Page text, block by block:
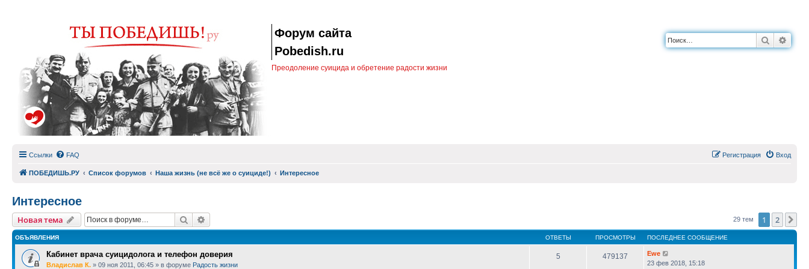
Форум сайта
Pobedish.ru
Преодоление суицида и обретение радости жизни
Поиск
Ссылки FAQ Вход
Регистрация
ПОБЕДИШЬ.РУ Список форумов Наша жизнь (не всё же о суициде!) Интересное
Интересное
Новая тема Поиск 29 тем 1 2
ОБЪЯВЛЕНИЯ ОТВЕТЫ ПРОСМОТРЫ ПОСЛЕДНЕЕ СООБЩЕНИЕ
Кабинет врача суицидолога и телефон доверия
Владислав К. » 09 ноя 2011, 06:45 » в форуме Радость жизни
5 479137
Ewe
23 фев 2018, 15:18